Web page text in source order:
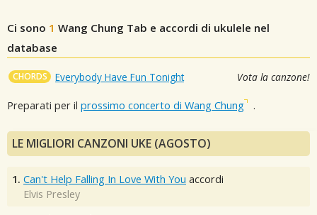
Ci sono 1 Wang Chung Tab e accordi di ukulele nel
database
CHORDS Everybody Have Fun Tonight Vota la canzone!
Preparati per il prossimo concerto di Wang Chung .
LE MIGLIORI CANZONI UKE (AGOSTO)
1. Can't Help Falling In Love With You accordi
Elvis Presley